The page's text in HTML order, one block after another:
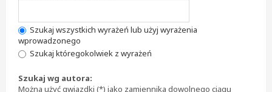
Szukaj wszystkich wyrażeń lub użyj wyrażenia
wprowadzonego
Szukaj któregokolwiek z wyrażeń
Szukaj wg autora:
Można użyć gwiazdki (*) jako zamiennika dowolnego ciągu